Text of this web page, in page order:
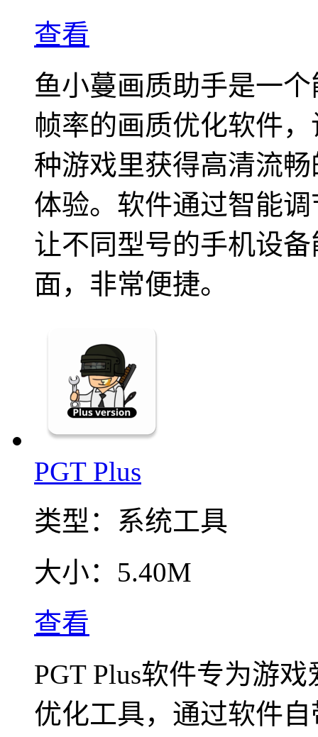
查看
鱼小蔓画质助手是一
帧率的画质优化软件
种游戏里获得高清流
体验。软件通过智能
让不同型号的手机设
面，非常便捷。
PGT Plus
类型： 系统工具
大小： 5.40M
查看
PGT Plus软件专为游
优化工具，通过软件